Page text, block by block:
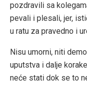
pozdravili sa
pevali i plesali, jer,
u ratu za pravedno i
Nisu umorni, niti
uputstva i dalje
neće stati dok se to